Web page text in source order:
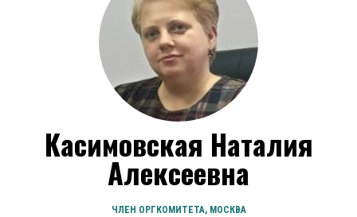
Касимовская Наталия
Алексеевна
ЧЛЕН ОРГКОМИТЕТА, МОСКВА